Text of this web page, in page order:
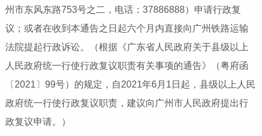
州市东风东路753号之二，电话：37886888）申请行政复
议；或者在收到本通告之日起六个月内直接向广州铁路运输
法院提起行政诉讼。（根据《广东省人民政府关于县级以上
人民政府统一行使行政复议职责有关事项的通告》（粤府函
〔2021〕99号）的规定，自2021年6月1日起，县级以上人民
政府统一行使行政复议职责，建议向广州市人民政府提出行
政复议申请。）